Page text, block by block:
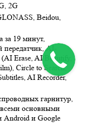
2G
Beidou,
за 19 минут,
AI-
Erase, AI Beautify,
Circle to Search,
AI Recorder,
гарнитур,
основными
Android и Google